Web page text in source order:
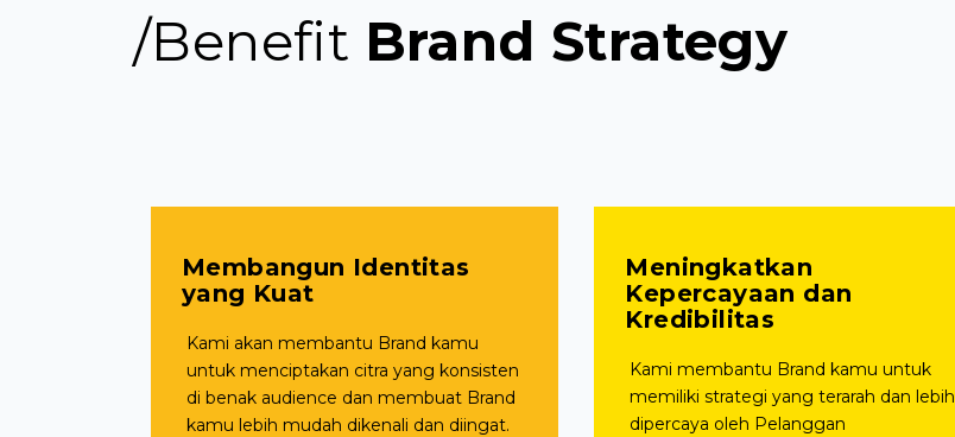
/Benefit Brand Strategy
Membangun Identitas
yang Kuat
Kami akan membantu Brand kamu
untuk menciptakan citra yang konsisten
di benak audience dan membuat Brand
kamu lebih mudah dikenali dan diingat.
Meningkatkan
Kepercayaan dan
Kredibilitas
Kami membantu Brand kamu untuk
memiliki strategi yang terarah dan lebih
dipercaya oleh Pelanggan